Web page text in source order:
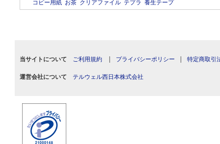
コピー用紙 お茶 クリアファイル テプラ 養生テープ
当サイトについて ご利用規約 | プライバシーポリシー | 特定商取引
運営会社について テルウェル西日本株式会社